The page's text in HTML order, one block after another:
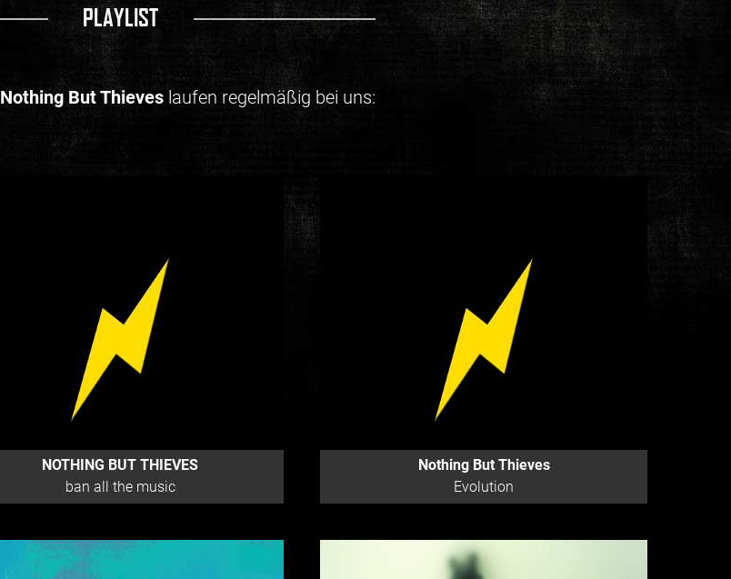
PLAYLIST
Nothing But Thieves laufen regelmäßig bei uns:
NOTHING BUT THIEVES
ban all the music
Nothing But Thieves
Evolution